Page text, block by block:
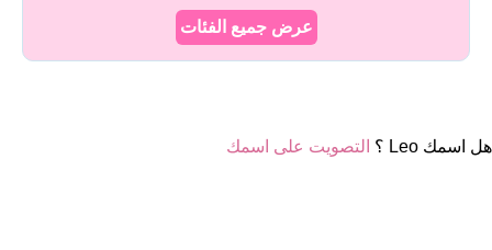
عرض جميع الفئات
هل اسمك Leo ؟ التصويت على اسمك